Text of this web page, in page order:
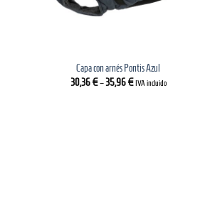
Capa con arnés Pontis Azul
30,36€–35,96€ IVA incluido